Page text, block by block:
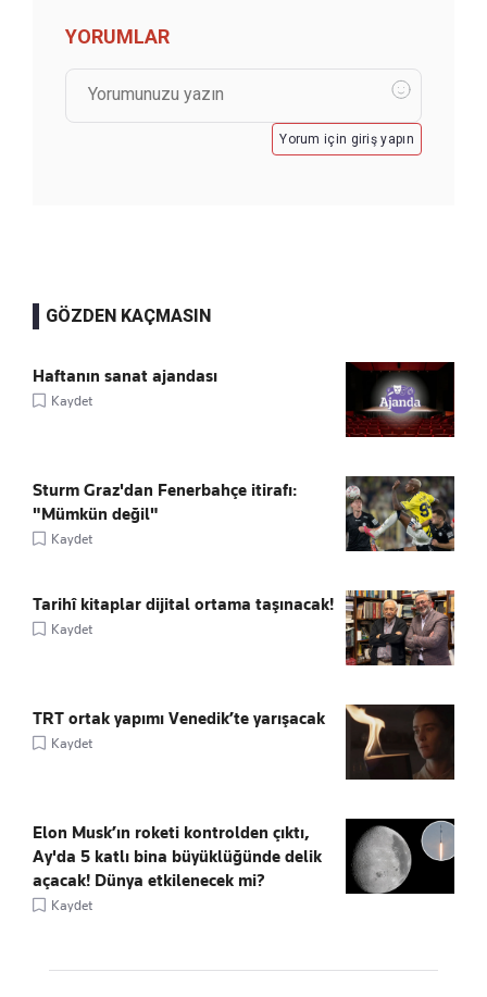
YORUMLAR
Yorum için giriş yapın
GÖZDEN KAÇMASIN
Haftanın sanat ajandası
Kaydet
Sturm Graz'dan Fenerbahçe itirafı:
"Mümkün değil"
Kaydet
Tarihî kitaplar dijital ortama taşınacak!
Kaydet
TRT ortak yapımı Venedik’te yarışacak
Kaydet
Elon Musk’ın roketi kontrolden çıktı,
Ay'da 5 katlı bina büyüklüğünde delik
açacak! Dünya etkilenecek mi?
Kaydet